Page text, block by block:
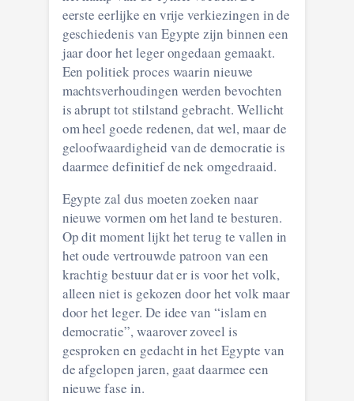
eerste eerlijke en vrije verkiezingen in de
geschiedenis van Egypte zijn binnen een
jaar door het leger ongedaan gemaakt.
Een politiek proces waarin nieuwe
machtsverhoudingen werden bevochten
is abrupt tot stilstand gebracht. Wellicht
om heel goede redenen, dat wel, maar de
geloofwaardigheid van de democratie is
daarmee definitief de nek omgedraaid.
Egypte zal dus moeten zoeken naar
nieuwe vormen om het land te besturen.
Op dit moment lijkt het terug te vallen in
het oude vertrouwde patroon van een
krachtig bestuur dat er is voor het volk,
alleen niet is gekozen door het volk maar
door het leger. De idee van “islam en
democratie”, waarover zoveel is
gesproken en gedacht in het Egypte van
de afgelopen jaren, gaat daarmee een
nieuwe fase in.